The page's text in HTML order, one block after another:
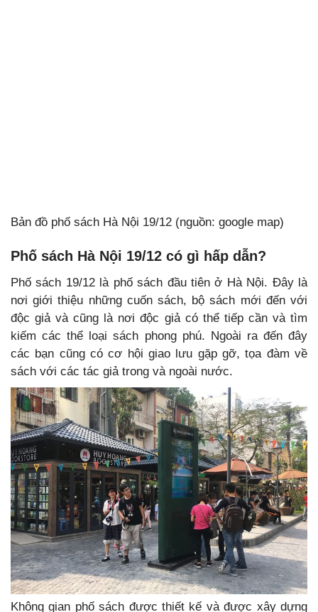
Bản đồ phố sách Hà Nội 19/12 (nguồn: google map)
Phố sách Hà Nội 19/12 có gì hấp dẫn?
Phố sách 19/12 là phố sách đầu tiên ở Hà Nội. Đây là
nơi giới thiệu những cuốn sách, bộ sách mới đến với
độc giả và cũng là nơi độc giả có thể tiếp cần và tìm
kiếm các thể loại sách phong phú. Ngoài ra đến đây
các bạn cũng có cơ hội giao lưu gặp gỡ, tọa đàm về
sách với các tác giả trong và ngoài nước.
Không gian phố sách được thiết kế và được xây dựng